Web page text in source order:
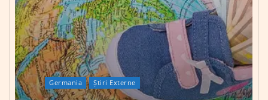
Germania Știri Externe